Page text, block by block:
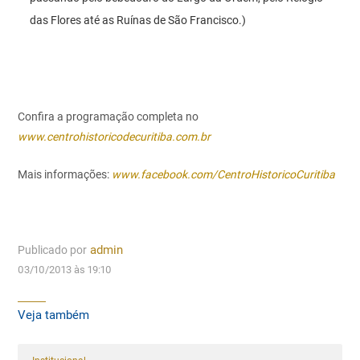
das Flores até as Ruínas de São Francisco.)
Confira a programação completa no
www.centrohistoricodecuritiba.com.br
Mais informações: www.facebook.com/CentroHistoricoCuritiba
Publicado por admin
03/10/2013 às 19:10
Veja também